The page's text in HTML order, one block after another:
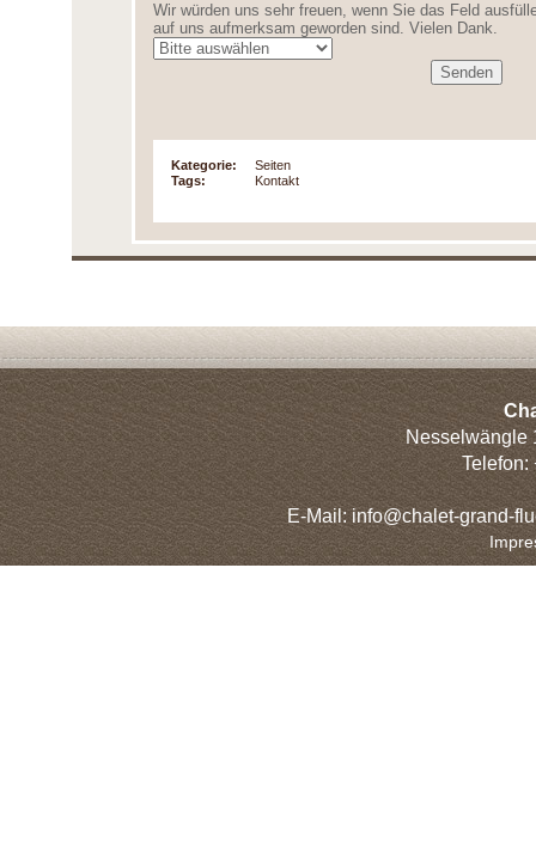
Wir würden uns sehr freuen, wenn Sie das Feld
auf uns aufmerksam geworden sind. Vielen Dank.
Kategorie:
Seiten
Tags:
Kontakt
Nesselwängle
Telefon:
E-Mail: info@chalet-grand-